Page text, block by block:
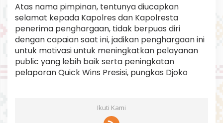
Atas nama pimpinan, tentunya diucapkan
selamat kepada Kapolres dan Kapolresta
penerima penghargaan, tidak berpuas diri
dengan capaian saat ini, jadikan penghargaan ini
untuk motivasi untuk meningkatkan pelayanan
public yang lebih baik serta peningkatan
pelaporan Quick Wins Presisi, pungkas Djoko
Ikuti Kami